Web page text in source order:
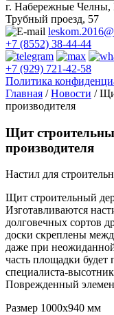
г. Набережные Челны,
Трубный проезд, 57
+7 (8552) 38-44-44
+7 (929) 721-42-58
Политика
Главная /Новости /
производителя
Щит
производителя
Настил для
Щит строительный
Изготавливаются
долговечных сортов
доски скреплены
даже при
часть площадки будет
специалиста-
Поврежденный
Размер 1000х940 мм